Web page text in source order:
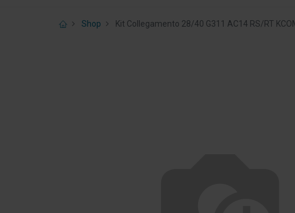
Shop Kit Collegamento 28/40 G311 AC14 RS/RT